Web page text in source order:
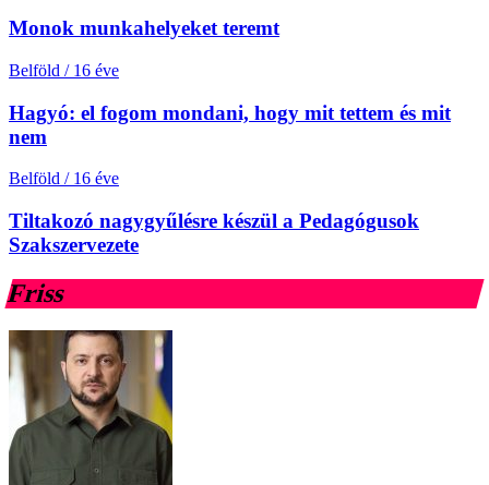
Monok munkahelyeket teremt
Belföld / 16 éve
Hagyó: el fogom mondani, hogy mit tettem és mit
nem
Belföld / 16 éve
Tiltakozó nagygyűlésre készül a Pedagógusok
Szakszervezete
Friss